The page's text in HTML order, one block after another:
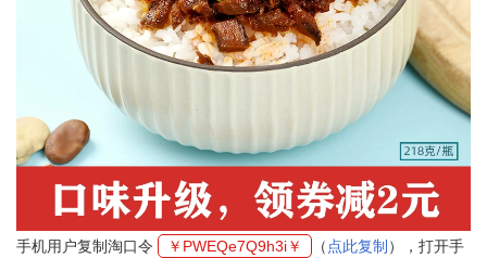
手机用户复制淘口令 ￥PWEQe7Q9h3i￥ （ 点此复制 ），打开手